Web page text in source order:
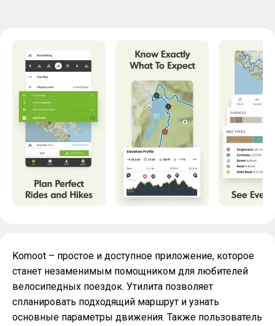
Komoot – простое и доступное приложение, которое
станет незаменимым помощником для любителей
велосипедных поездок. Утилита позволяет
спланировать подходящий маршрут и узнать
основные параметры движения. Также пользователь